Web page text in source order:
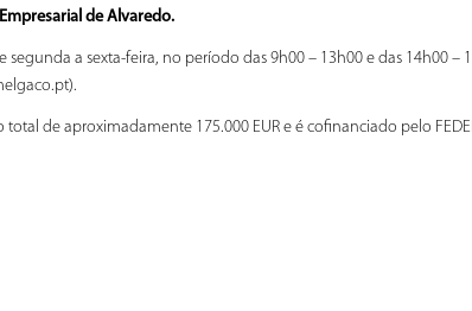
de Alvaredo.
segunda a sexta-feira, no período das 9h00 – 13h00 e das 14h00 –
de aproximadamente 175.000 EUR e é cofinanciado pelo